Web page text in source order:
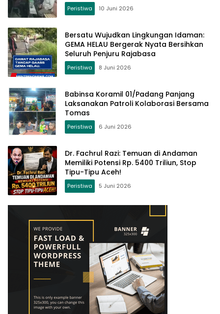
Peristiwa 10 Juni 2026
Bersatu Wujudkan Lingkungan Idaman:
GEMA HELAU Bergerak Nyata Bersihkan
Seluruh Penjuru Rajabasa
Peristiwa 8 Juni 2026
Babinsa Koramil 01/Padang Panjang
Laksanakan Patroli Kolaborasi Bersama
Tomas
Peristiwa 6 Juni 2026
Dr. Fachrul Razi: Temuan di Andaman
Memiliki Potensi Rp. 5400 Triliun, Stop
Tipu-Tipu Aceh!
Peristiwa 5 Juni 2026